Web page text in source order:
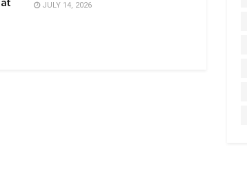
JULY 14, 2026